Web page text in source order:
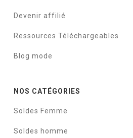
Devenir affilié
Ressources Téléchargeables
Blog mode
NOS CATÉGORIES
Soldes Femme
Soldes homme